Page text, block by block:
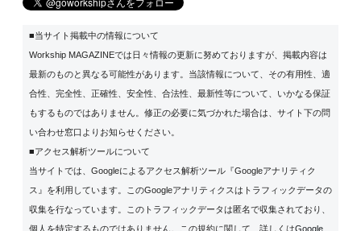
■当サイト掲載中の情報について
Workship MAGAZINEでは日々情報の更新に努めておりますが、掲載内容は
最新のものと異なる可能性があります。当該情報について、その有用性、適
合性、完全性、正確性、安全性、合法性、最新性等について、いかなる保証
もするものではありません。修正の必要に気づかれた場合は、サイト下の問
い合わせ窓口よりお知らせください。
■アクセス解析ツールについて
当サイトでは、Googleによるアクセス解析ツール『Googleアナリティク
ス』を利用しています。このGoogleアナリティクスはトラフィックデータの
収集を行なっています。このトラフィックデータは匿名で収集されており、
個人を特定するものではありません。この規約に関して、詳しくはGoogle